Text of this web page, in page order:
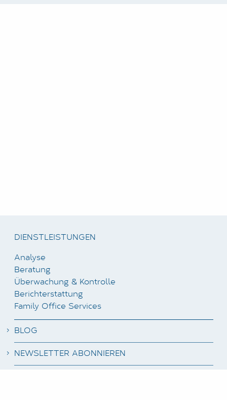
DIENSTLEISTUNGEN
Analyse
Beratung
Überwachung & Kontrolle
Berichterstattung
Family Office Services
BLOG
NEWSLETTER ABONNIEREN